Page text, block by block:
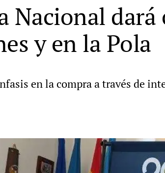
Nacional
y en la Pola
en la compra a través de